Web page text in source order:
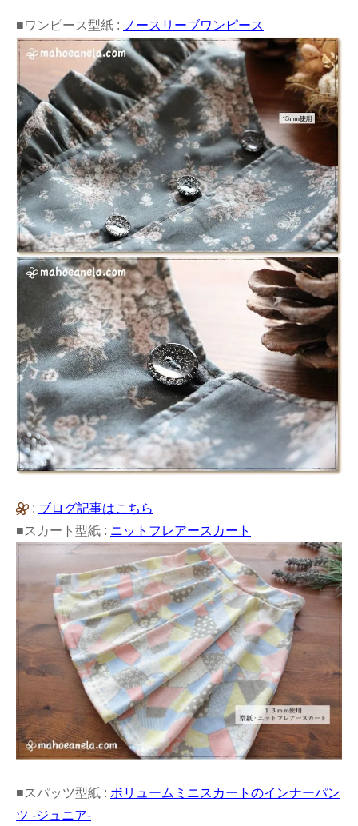
■ワンピース型紙 : ノースリーブワンピース
: ブログ記事はこちら
■スカート型紙 : ニットフレアースカート
■スパッツ型紙 : ボリュームミニスカートのインナーパン
ツ -ジュニア-